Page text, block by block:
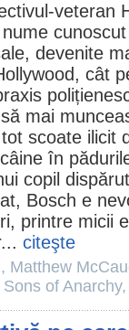
veteran
devenite
cât
mai
scoate ilicit
în
copil
Bosch e
printre micii
citeşte
, Matthew
Sons of Anarchy,